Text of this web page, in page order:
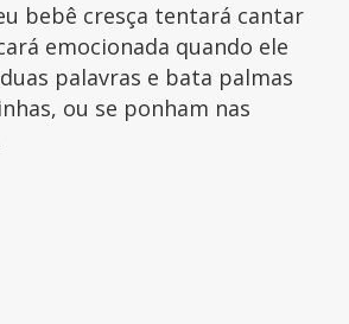
bebê cresça tentará cantar
emocionada quando ele
palavras e bata palmas
ou se ponham nas